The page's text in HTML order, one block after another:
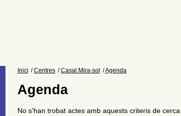
Inici Centres Casal Mira-sol Agenda
Agenda
No s'han trobat actes amb aquests criteris de cerca